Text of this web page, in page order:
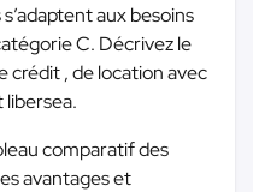
aux besoins
C. Décrivez le
, de location avec
libersea.
comparatif des
avantages et